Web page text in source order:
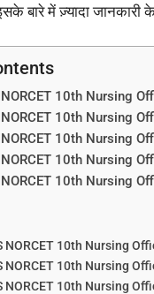
बारे में ज़्यादा जानकारी
10th Nursing
10th Nursing
10th Nursing
10th Nursing
10th Nursing
NORCET 10th Nursing
NORCET 10th Nursing
NORCET 10th Nursing